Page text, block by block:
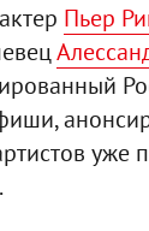
Пьер
уже